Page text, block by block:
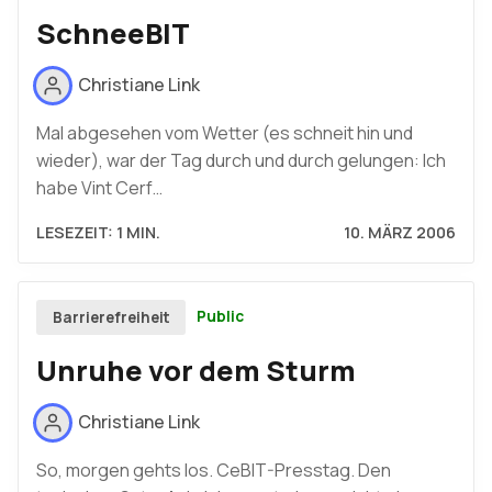
SchneeBIT
Christiane Link
Mal abgesehen vom Wetter (es schneit hin und
wieder), war der Tag durch und durch gelungen: Ich
habe Vint Cerf…
LESEZEIT: 1 MIN. 10. MÄRZ 2006
Barrierefreiheit Public
Unruhe vor dem Sturm
Christiane Link
So, morgen gehts los. CeBIT-Presstag. Den